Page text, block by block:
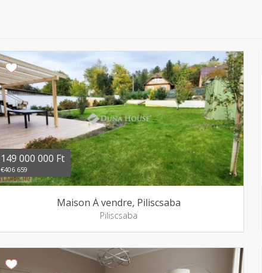
149 000 000 Ft
€406 659
Maison Á vendre, Piliscsaba
Piliscsaba